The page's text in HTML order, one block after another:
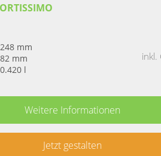
248 mm
82 mm
0.420 l
inkl.
Weitere Informationen
Jetzt gestalten